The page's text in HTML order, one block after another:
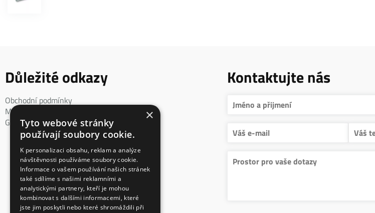
Důležité odkazy
Obchodní podmínky
Mimosoudní řešení spotřebitelského sporu
GDPR
Kontaktujte nás
×
Tyto webové stránky
používají soubory cookie.
K personalizaci obsahu, reklam a analýze
návštěvnosti používáme soubory cookie.
Informace o vašem používání našich stránek
také sdílíme s našimi reklamními a
analytickými partnery, kteří je mohou
kombinovat s dalšími informacemi, které
jste jim poskytli nebo které shromáždili při